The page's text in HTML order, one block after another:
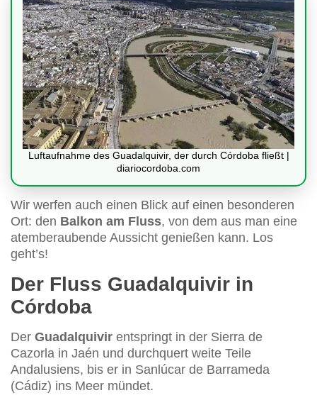
Luftaufnahme des Guadalquivir, der durch Córdoba fließt |
diariocordoba.com
Wir werfen auch einen Blick auf einen besonderen
Ort: den Balkon am Fluss, von dem aus man eine
atemberaubende Aussicht genießen kann. Los
geht’s!
Der Fluss Guadalquivir in
Córdoba
Der Guadalquivir entspringt in der Sierra de
Cazorla in Jaén und durchquert weite Teile
Andalusiens, bis er in Sanlúcar de Barrameda
(Cádiz) ins Meer mündet.